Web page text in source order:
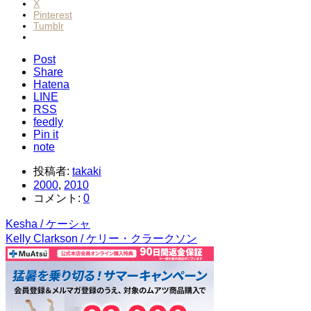
X
Pinterest
Tumblr
Post
Share
Hatena
LINE
RSS
feedly
Pin it
note
投稿者: takaki
2000, 2010
コメント: 0
Kesha / ケーシャ
Kelly Clarkson / ケリー・クラークソン